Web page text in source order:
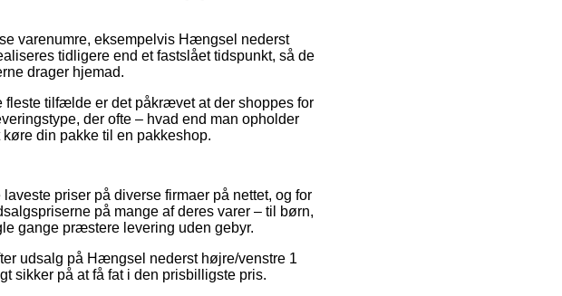
varenumre, eksempelvis Hængsel nederst
tidligere end et fastslået tidspunkt, så de
drager hjemad.
fleste tilfælde er det påkrævet at der shoppes for
der ofte – hvad end man opholder
din pakke til en pakkeshop.
priser på diverse firmaer på nettet, og for
på mange af deres varer – til børn,
gange præstere levering uden gebyr.
udsalg på Hængsel nederst højre/venstre 1
sikker på at få fat i den prisbilligste pris.